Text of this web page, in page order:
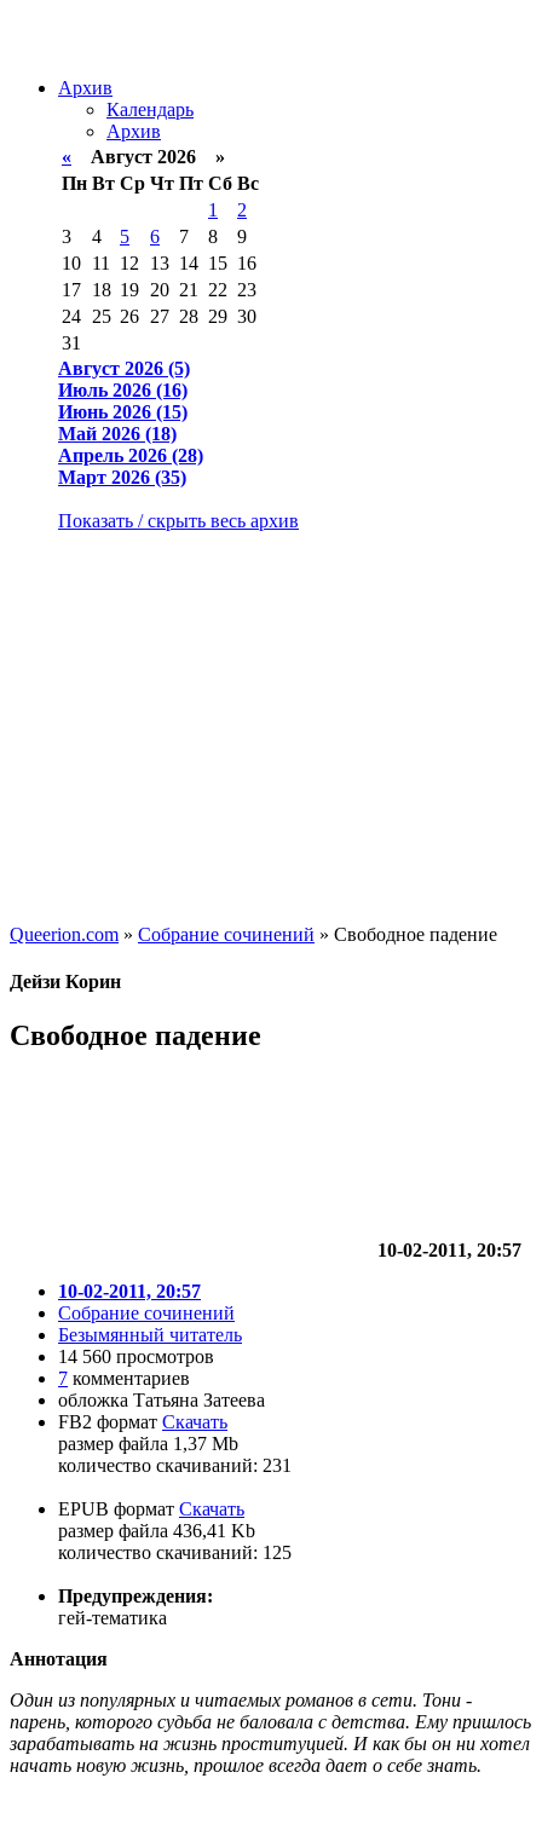
Архив
Календарь
Архив
« Август 2026 »
Пн Вт Ср Чт Пт Сб Вс
1
2
3
4 5 6 7 8
9
10 11 12 13 14 15 16
17 18 19 20 21 22 23
24 25 26 27 28 29 30
31
Август 2026 (5)
Июль 2026 (16)
Июнь 2026 (15)
Май 2026 (18)
Апрель 2026 (28)
Март 2026 (35)
Показать / скрыть весь архив
Queerion.com » Собрание сочинений » Свободное падение
Дейзи Корин
Свободное падение
10-02-2011, 20:57
10-02-2011, 20:57
Собрание сочинений
Безымянный читатель
14 560 просмотров
7 комментариев
обложка Татьяна Затеева
FB2 формат Скачать
размер файла 1,37 Mb
количество cкачиваний: 231
EPUB формат Скачать
размер файла 436,41 Kb
количество cкачиваний: 125
Предупреждения:
гей-тематика
Аннотация
Один из популярных и читаемых романов в сети. Тони -
парень, которого судьба не баловала с детства. Ему пришлось
зарабатывать на жизнь проституцией. И как бы он ни хотел
начать новую жизнь, прошлое всегда дает о себе знать.